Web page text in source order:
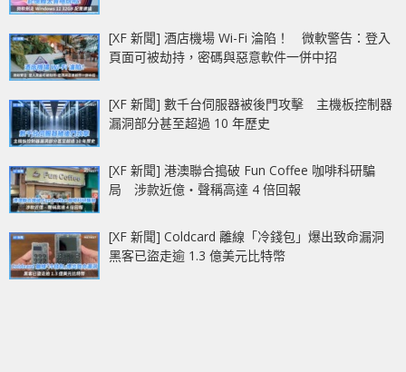
[XF 新聞] 酒店機場 Wi-Fi 淪陷！ 微軟警告：登入
頁面可被劫持，密碼與惡意軟件一併中招
[XF 新聞] 數千台伺服器被後門攻擊 主機板控制器
漏洞部分甚至超過 10 年歷史
[XF 新聞] 港澳聯合搗破 Fun Coffee 咖啡科研騙
局 涉款近億‧聲稱高達 4 倍回報
[XF 新聞] Coldcard 離線「冷錢包」爆出致命漏洞
黑客已盜走逾 1.3 億美元比特幣